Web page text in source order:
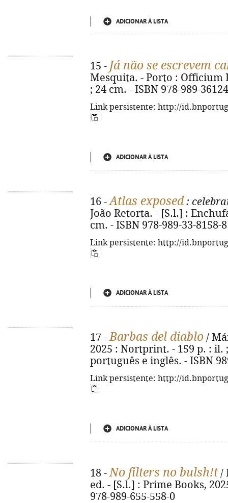
ADICIONAR À LISTA
15 - Já não se escrevem
Mesquita. - Porto : Officium
; 24 cm. - ISBN 978-989-
Link persistente: http://
ADICIONAR À LISTA
16 -Atlas exposed :
João Retorta. - [S.l.] :
cm. - ISBN 978-989-33-8158-8
Link persistente: http://
ADICIONAR À LISTA
17 -Barbas del diablo /
2025 : Nortprint. - 159 p. : il.
português e inglês. - ISBN
Link persistente: http://
ADICIONAR À LISTA
18 -No filters no bulsh!t/
ed. - [S.l.] : Prime Books,
978-989-655-558-0